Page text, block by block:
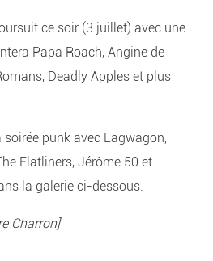
ce soir (3 juillet) avec une
Papa Roach, Angine de
Deadly Apples et plus
punk avec Lagwagon,
Flatliners, Jérôme 50 et
la galerie ci-dessous.
Charron]